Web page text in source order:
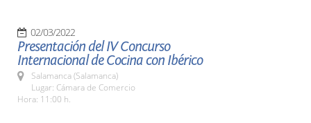
02/03/2022
Presentación del IV Concurso
Internacional de Cocina con Ibérico
Salamanca (Salamanca)
Lugar: Cámara de Comercio
Hora: 11:00 h.